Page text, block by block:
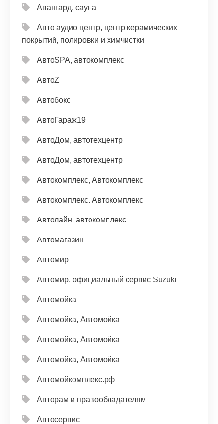
Авангард, сауна
Авто аудио центр, центр керамических
покрытий, полировки и химчистки
АвтоSPA, автокомплекс
АвтоZ
Автобокс
АвтоГараж19
АвтоДом, автотехцентр
АвтоДом, автотехцентр
Автокомплекс, Автокомплекс
Автокомплекс, Автокомплекс
Автолайн, автокомплекс
Автомагазин
Автомир
Автомир, официальный сервис Suzuki
Автомойка
Автомойка, Автомойка
Автомойка, Автомойка
Автомойка, Автомойка
Автомойкомплекс.рф
Авторам и правообладателям
Автосервис